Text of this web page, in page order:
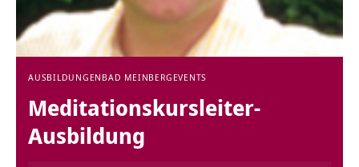
AUSBILDUNGEN BAD MEINBERG EVENTS
Meditationskursleiter-
Ausbildung